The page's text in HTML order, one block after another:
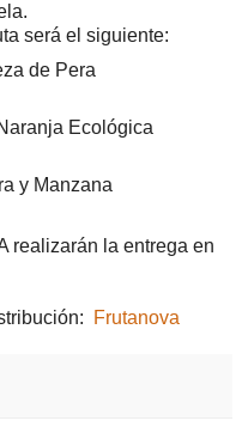
será el siguiente:
de Pera
Ecológica
y Manzana
realizarán la entrega en
Frutanova